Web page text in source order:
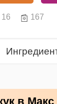
16 167
в Макс